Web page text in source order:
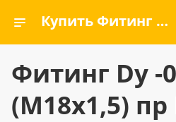
Купить Фитинг Dу -06мм (М18х1,5) пр DKM — ООО «ГИДРАМАКС»
Фитинг Dу -
(М18х1,5) пр